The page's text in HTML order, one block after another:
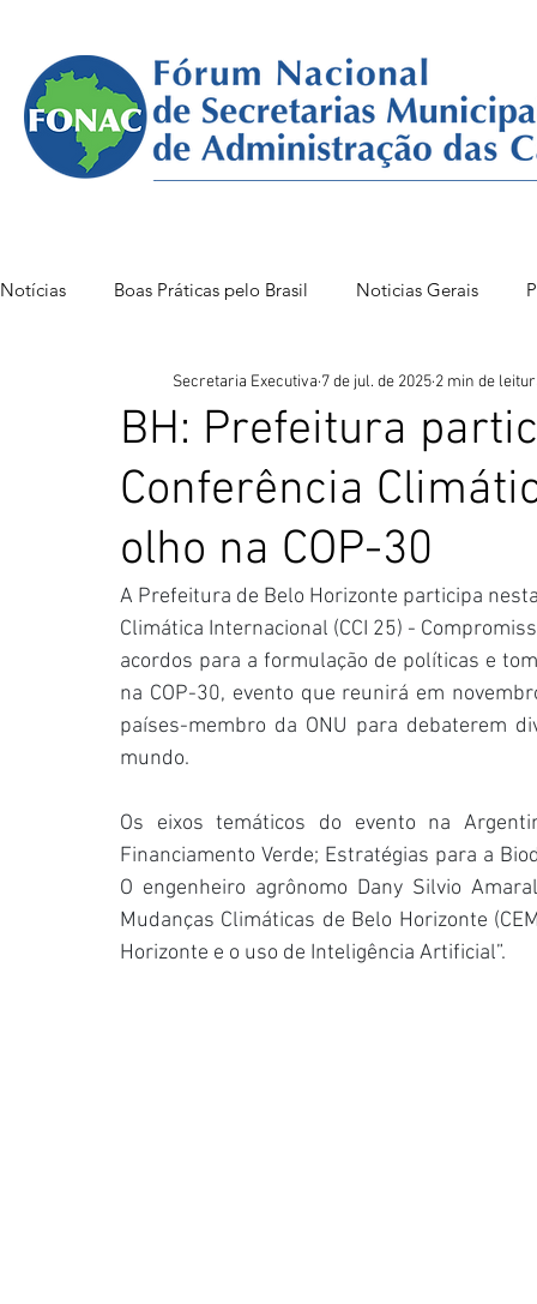
Notícias Boas Práticas pelo Brasil Noticias Gerais
FONAC 85 VITÓRIA FONAC86BSB FONAC 84
BH: Prefeitura
Conferência
olho na COP-30
Secretaria Executiva 7 de jul. de 2025 2 min de
A Prefeitura de Belo Horizonte participa
Climática Internacional (CCI 25) -
acordos para a formulação de políticas e
na COP-30, evento que reunirá em
países-membro da ONU para debaterem
mundo.
Os eixos temáticos do evento na
Financiamento Verde; Estratégias para a
O engenheiro agrônomo Dany Silvio
Mudanças Climáticas de Belo Horizonte
Horizonte e o uso de Inteligência Artificial”.